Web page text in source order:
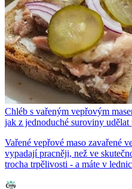
Chléb s vařeným vepřovým
jak z jednoduché suroviny
Vařené vepřové maso zavařené
vypadají pracněji, než ve
trocha trpělivosti - a máte v